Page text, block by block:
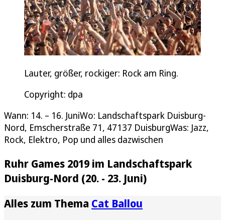
Lauter, größer, rockiger: Rock am Ring.
Copyright: dpa
Wann: 14. – 16. JuniWo: Landschaftspark Duisburg-
Nord, Emscherstraße 71, 47137 DuisburgWas: Jazz,
Rock, Elektro, Pop und alles dazwischen
Ruhr Games 2019 im Landschaftspark
Duisburg-Nord (20. - 23. Juni)
Alles zum Thema Cat Ballou